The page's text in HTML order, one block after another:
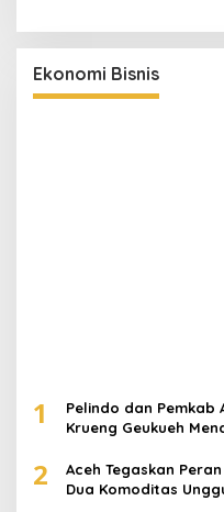
Ekonomi Bisnis
1
Pelindo dan Pemkab
Krueng Geukueh
2
Aceh Tegaskan
Dua Komoditas